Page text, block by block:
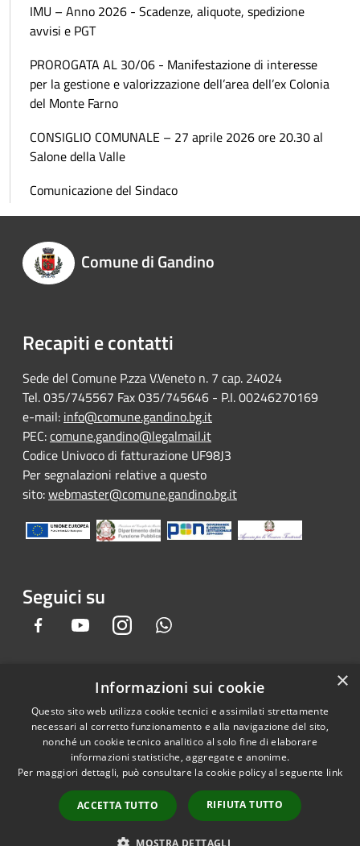
IMU – Anno 2026 - Scadenze, aliquote, spedizione
avvisi e PGT
PROROGATA AL 30/06 - Manifestazione di interesse
per la gestione e valorizzazione dell’area dell’ex Colonia
del Monte Farno
CONSIGLIO COMUNALE – 27 aprile 2026 ore 20.30 al
Salone della Valle
Comunicazione del Sindaco
Comune di Gandino
Recapiti e contatti
Sede del Comune P.zza V.Veneto n. 7 cap. 24024
Tel. 035/745567 Fax 035/745646 - P.I. 00246270169
e-mail: info@comune.gandino.bg.it
PEC:comune.gandino@legalmail.it
Codice Univoco di fatturazione UF98J3
Per segnalazioni relative a questo
sito:webmaster@comune.gandino.bg.it
Seguici su
Facebook YoutubeInstagram
Accessibilità
Privacy
Mappa del sito
Dichiarazione e Feedback
accessibilità sito e app
Gandino • Powered by
Municipium•Accesso
redazione
×
Informazioni sui cookie
Questo sito web utilizza cookie tecnici e assimilati strettamente
necessari al corretto funzionamento e alla navigazione del sito,
nonché un cookie tecnico analitico al solo fine di elaborare
informazioni statistiche, aggregate e anonime.
Per maggiori dettagli, può consultare la cookie policy al seguente link
ACCETTA TUTTO RIFIUTA TUTTO
MOSTRA DETTAGLI